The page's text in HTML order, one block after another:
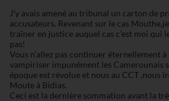
J’y avais amené au tribunal un carton de
accusateurs. Revenant sur le cas
traîner en justice auquel cas c’est moi qui
pas!
Vous n’allez pas continuer éternellement à
vampiriser impunément les Camerounais
époque est révolue et nous au CCT ,nous
Moute à Bidias.
Ceci est la dernière sommation avant la